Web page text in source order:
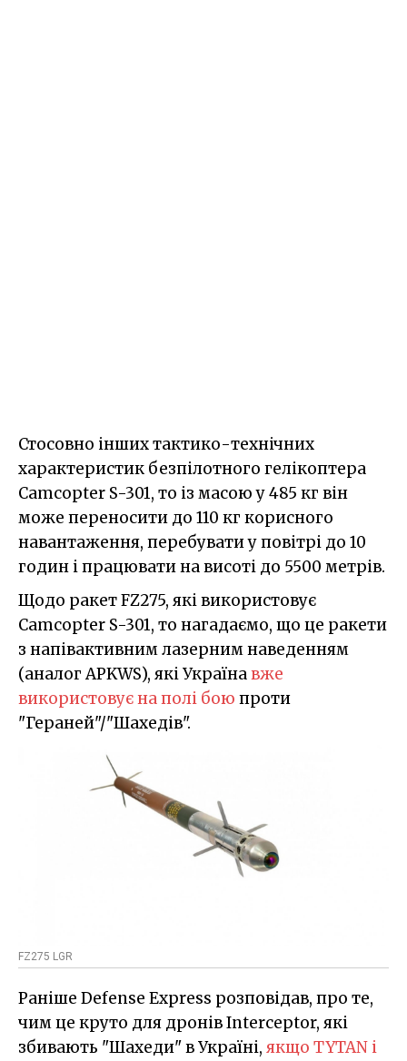
Стосовно інших тактико-технічних
характеристик безпілотного гелікоптера
Camcopter S-301, то із масою у 485 кг він
може переносити до 110 кг корисного
навантаження, перебувати у повітрі до 10
годин і працювати на висоті до 5500 метрів.
Щодо ракет FZ275, які використовує
Camcopter S-301, то нагадаємо, що це ракети
з напівактивним лазерним наведенням
(аналог APKWS), які Українавже
використовує на полі бою проти
"Гераней"/"Шахедів".
FZ275 LGR
Раніше Defense Express розповідав, про те,
чим це круто для дронів Interceptor, які
збивають "Шахеди" в Україні, якщо TYTAN і